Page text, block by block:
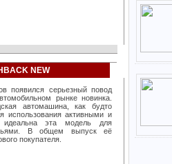
NEW
появился серьезный повод
рынке новинка.
автомашина, как будто
использования активными и
эта модель для
В общем выпуск её
покупателя.